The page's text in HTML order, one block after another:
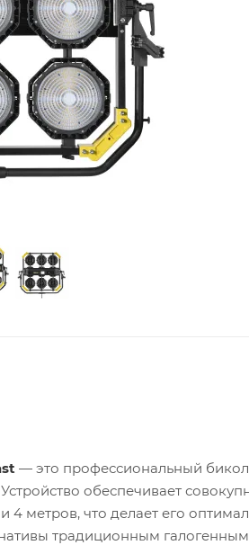
— это профессиональный
обеспечивает
4 метров, что делает его
традиционным